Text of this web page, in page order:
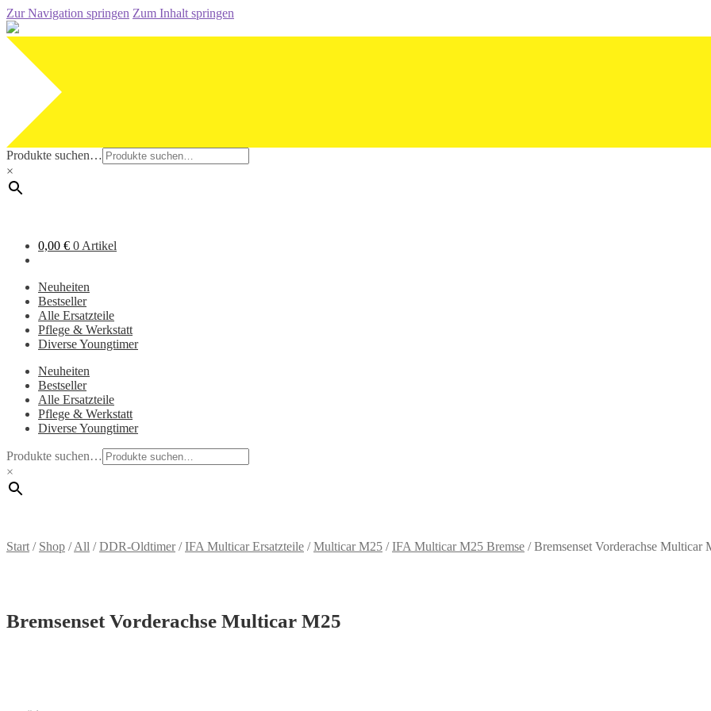
Zur Navigation springen Zum Inhalt springen
Produkte suchen…
×
0,00 € 0 Artikel
Neuheiten
Bestseller
Alle Ersatzteile
Pflege & Werkstatt
Diverse Youngtimer
Neuheiten
Bestseller
Alle Ersatzteile
Pflege & Werkstatt
Diverse Youngtimer
Produkte suchen…
×
Start / Shop /All /DDR-Oldtimer/IFA Multicar Ersatzteile /Multicar M25 /IFA Multicar M25 Bremse /Bremsenset Vorderachse Multicar
Bremsenset Vorderachse Multicar M25